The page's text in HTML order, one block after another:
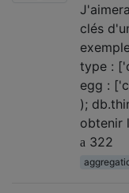
clés
type :
egg :
);
obtenir
322